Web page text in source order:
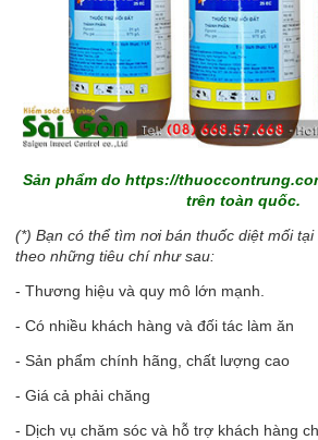
Sản phẩm dohttps://
trên toàn quốc.
(*) Bạn có thể tìm nơi bán thuốc diệt mối
theo những tiêu chí như sau:
- Thương hiệu và quy mô lớn mạnh.
- Có nhiều khách hàng và đối tác làm ăn
- Sản phẩm chính hãng, chất lượng cao
- Giá cả phải chăng
- Dịch vụ chăm sóc và hỗ trợ khách hàng